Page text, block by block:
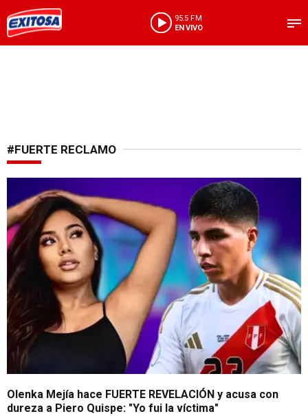
95.5 FM
EN VIVO
#FUERTE RECLAMO
¡Tras el ampay!
Olenka Mejía hace FUERTE REVELACIÓN y acusa con
dureza a Piero Quispe: "Yo fui la víctima"